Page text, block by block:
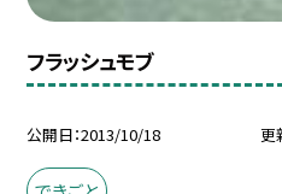
フラッシュモブ
公開日 2013/10/18 更